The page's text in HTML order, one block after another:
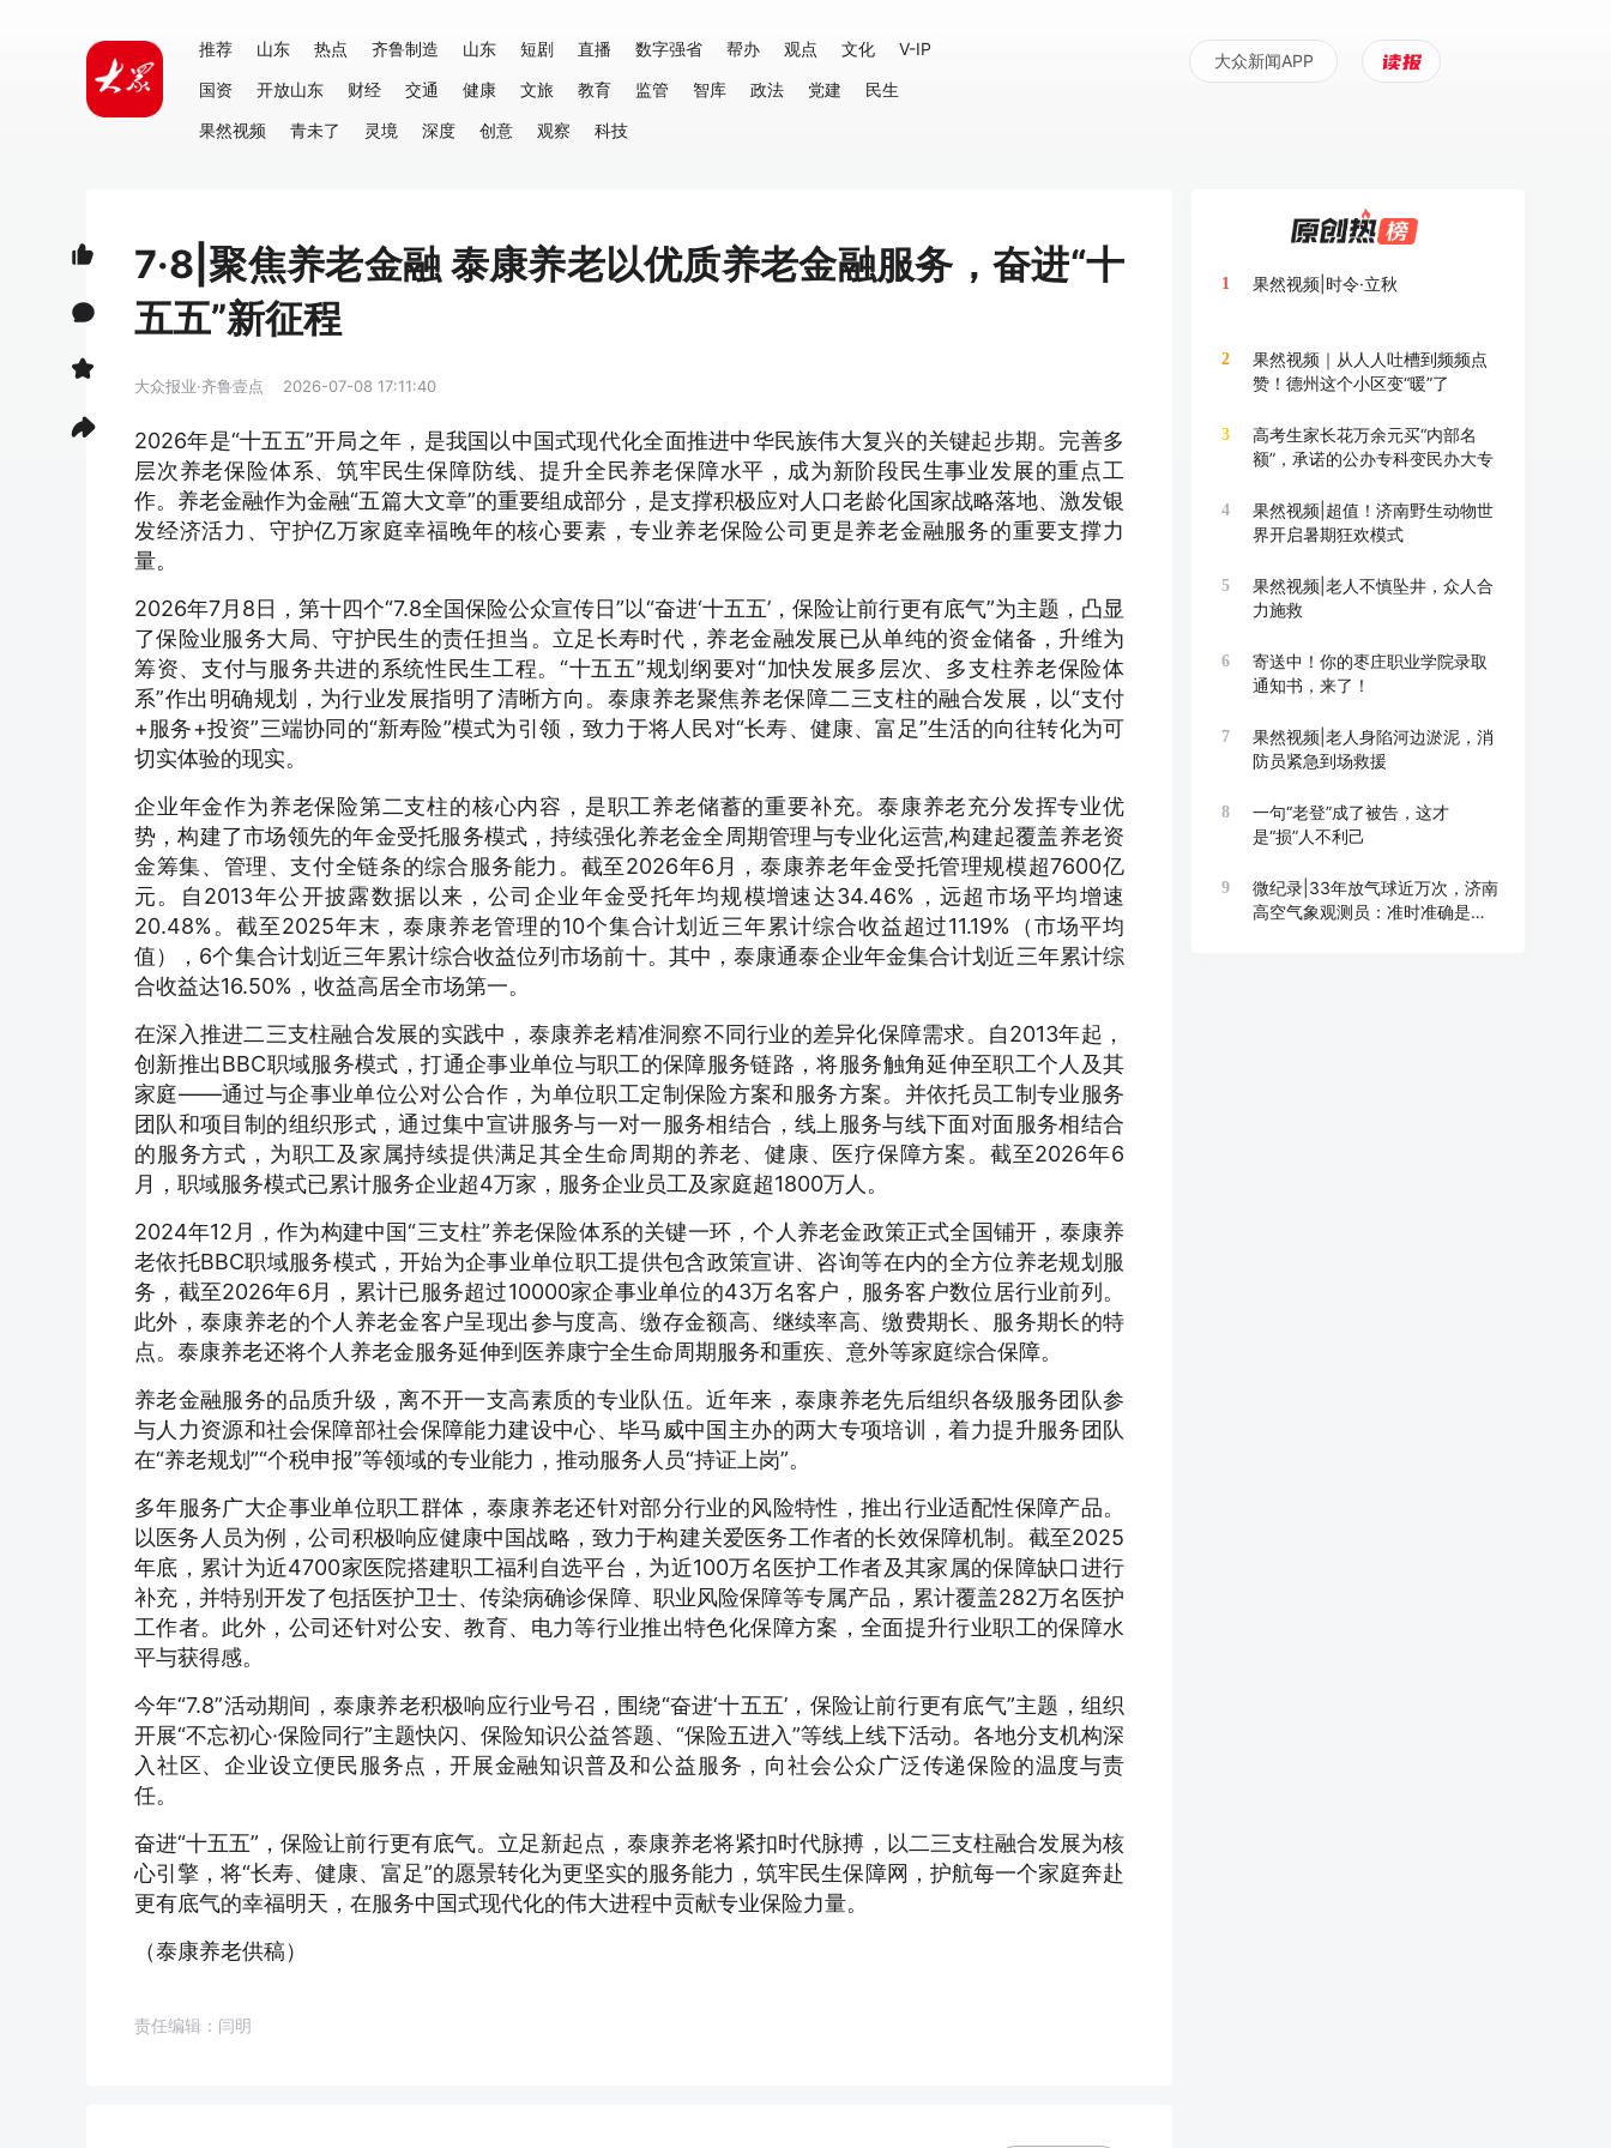
推荐 山东 热点 齐鲁制造 山东 短剧 直播 数字强省 帮办 观点 文化
V-IP
国资
开放山东 财经 交通 健康 文旅 教育 监管 智库 政法 党建
民生
果然视频
青未了 灵境 深度 创意 观察 科技
大众新闻APP
7·8|聚焦养老金融 泰康养老以优质养老金融服务，奋进“十
五五”新征程
大众报业·齐鲁壹点 2026-07-08 17:11:40
2026年是“十五五”开局之年，是我国以中国式现代化全面推进中华民族伟大复兴的关键起步期。完善多
层次养老保险体系、筑牢民生保障防线、提升全民养老保障水平，成为新阶段民生事业发展的重点工
作。养老金融作为金融“五篇大文章”的重要组成部分，是支撑积极应对人口老龄化国家战略落地、激发银
发经济活力、守护亿万家庭幸福晚年的核心要素，专业养老保险公司更是养老金融服务的重要支撑力
量。
2026年7月8日，第十四个“7.8全国保险公众宣传日”以“奋进‘十五五’，保险让前行更有底气”为主题，凸显
了保险业服务大局、守护民生的责任担当。立足长寿时代，养老金融发展已从单纯的资金储备，升维为
筹资、支付与服务共进的系统性民生工程。“十五五”规划纲要对“加快发展多层次、多支柱养老保险体
系”作出明确规划，为行业发展指明了清晰方向。泰康养老聚焦养老保障二三支柱的融合发展，以“支付
+服务+投资”三端协同的“新寿险”模式为引领，致力于将人民对“长寿、健康、富足”生活的向往转化为可
切实体验的现实。
企业年金作为养老保险第二支柱的核心内容，是职工养老储蓄的重要补充。泰康养老充分发挥专业优
势，构建了市场领先的年金受托服务模式，持续强化养老金全周期管理与专业化运营,构建起覆盖养老资
金筹集、管理、支付全链条的综合服务能力。截至2026年6月，泰康养老年金受托管理规模超7600亿
元。自2013年公开披露数据以来，公司企业年金受托年均规模增速达34.46%，远超市场平均增速
20.48%。截至2025年末，泰康养老管理的10个集合计划近三年累计综合收益超过11.19%（市场平均
值），6个集合计划近三年累计综合收益位列市场前十。其中，泰康通泰企业年金集合计划近三年累计综
合收益达16.50%，收益高居全市场第一。
在深入推进二三支柱融合发展的实践中，泰康养老精准洞察不同行业的差异化保障需求。自2013年起，
创新推出BBC职域服务模式，打通企事业单位与职工的保障服务链路，将服务触角延伸至职工个人及其
家庭——通过与企事业单位公对公合作，为单位职工定制保险方案和服务方案。并依托员工制专业服务
团队和项目制的组织形式，通过集中宣讲服务与一对一服务相结合，线上服务与线下面对面服务相结合
的服务方式，为职工及家属持续提供满足其全生命周期的养老、健康、医疗保障方案。截至2026年6
月，职域服务模式已累计服务企业超4万家，服务企业员工及家庭超1800万人。
2024年12月，作为构建中国“三支柱”养老保险体系的关键一环，个人养老金政策正式全国铺开，泰康养
老依托BBC职域服务模式，开始为企事业单位职工提供包含政策宣讲、咨询等在内的全方位养老规划服
务，截至2026年6月，累计已服务超过10000家企事业单位的43万名客户，服务客户数位居行业前列。
此外，泰康养老的个人养老金客户呈现出参与度高、缴存金额高、继续率高、缴费期长、服务期长的特
点。泰康养老还将个人养老金服务延伸到医养康宁全生命周期服务和重疾、意外等家庭综合保障。
养老金融服务的品质升级，离不开一支高素质的专业队伍。近年来，泰康养老先后组织各级服务团队参
与人力资源和社会保障部社会保障能力建设中心、毕马威中国主办的两大专项培训，着力提升服务团队
在“养老规划”“个税申报”等领域的专业能力，推动服务人员“持证上岗”。
多年服务广大企事业单位职工群体，泰康养老还针对部分行业的风险特性，推出行业适配性保障产品。
以医务人员为例，公司积极响应健康中国战略，致力于构建关爱医务工作者的长效保障机制。截至2025
年底，累计为近4700家医院搭建职工福利自选平台，为近100万名医护工作者及其家属的保障缺口进行
补充，并特别开发了包括医护卫士、传染病确诊保障、职业风险保障等专属产品，累计覆盖282万名医护
工作者。此外，公司还针对公安、教育、电力等行业推出特色化保障方案，全面提升行业职工的保障水
平与获得感。
今年“7.8”活动期间，泰康养老积极响应行业号召，围绕“奋进‘十五五’，保险让前行更有底气”主题，组织
开展“不忘初心·保险同行”主题快闪、保险知识公益答题、“保险五进入”等线上线下活动。各地分支机构深
入社区、企业设立便民服务点，开展金融知识普及和公益服务，向社会公众广泛传递保险的温度与责
任。
奋进“十五五”，保险让前行更有底气。立足新起点，泰康养老将紧扣时代脉搏，以二三支柱融合发展为核
心引擎，将“长寿、健康、富足”的愿景转化为更坚实的服务能力，筑牢民生保障网，护航每一个家庭奔赴
更有底气的幸福明天，在服务中国式现代化的伟大进程中贡献专业保险力量。
（泰康养老供稿）
责任编辑：闫明
1 果然视频|时令·立秋
2
果然视频｜从人人吐槽到频频点
赞！德州这个小区变“暖”了
3
高考生家长花万余元买“内部名
额”，承诺的公办专科变民办大专
4
果然视频|超值！济南野生动物世
界开启暑期狂欢模式
5
果然视频|老人不慎坠井，众人合
力施救
6
寄送中！你的枣庄职业学院录取
通知书，来了！
7
果然视频|老人身陷河边淤泥，消
防员紧急到场救援
8
一句“老登”成了被告，这才
是“损”人不利己
9
微纪录|33年放气球近万次，济南
高空气象观测员：准时准确是底